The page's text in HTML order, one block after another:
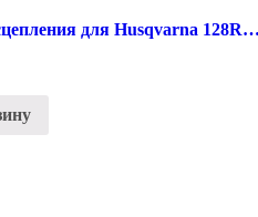
Чашка сцепления для